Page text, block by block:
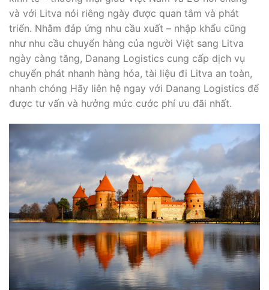
và với Litva nói riêng ngày được quan tâm và phát
triển. Nhằm đáp ứng nhu cầu xuất – nhập khẩu cũng
như nhu cầu chuyển hàng của người Việt sang Litva
ngày càng tăng, Danang Logistics cung cấp dịch vụ
chuyển phát nhanh hàng hóa, tài liệu đi Litva an toàn,
nhanh chóng Hãy liên hệ ngay với Danang Logistics để
được tư vấn và hưởng mức cước phí ưu đãi nhất.